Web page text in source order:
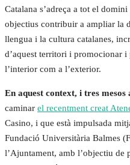
Catalana s’adreça a tot el
objectius contribuir a ampliar la
llengua i la cultura catalanes,
d’aquest territori i promocionar
l’interior com a l’exterior.
En aquest context, i tres mesos
caminar el recentment creat
Casino, i que està impulsada
Fundació Universitària Balmes
l’Ajuntament, amb l’objectiu